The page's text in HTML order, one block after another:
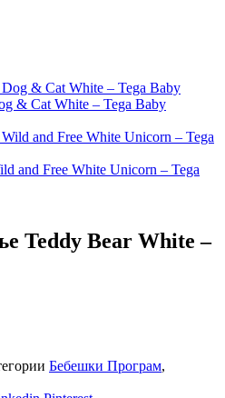
& Cat White – Tega Baby
and Free White Unicorn – Tega
Teddy Bear White –
Бебешки Програм,